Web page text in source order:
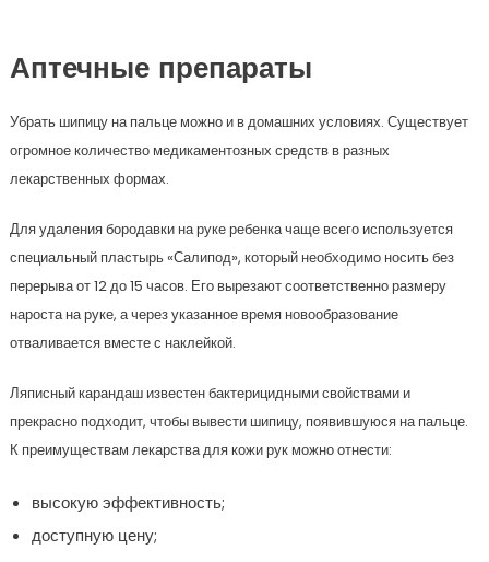
Аптечные препараты
Убрать шипицу на пальце можно и в домашних условиях. Существует
огромное количество медикаментозных средств в разных
лекарственных формах.
Для удаления бородавки на руке ребенка чаще всего используется
специальный пластырь «Салипод», который необходимо носить без
перерыва от 12 до 15 часов. Его вырезают соответственно размеру
нароста на руке, а через указанное время новообразование
отваливается вместе с наклейкой.
Ляписный карандаш известен бактерицидными свойствами и
прекрасно подходит, чтобы вывести шипицу, появившуюся на пальце.
К преимуществам лекарства для кожи рук можно отнести:
высокую эффективность;
доступную цену;